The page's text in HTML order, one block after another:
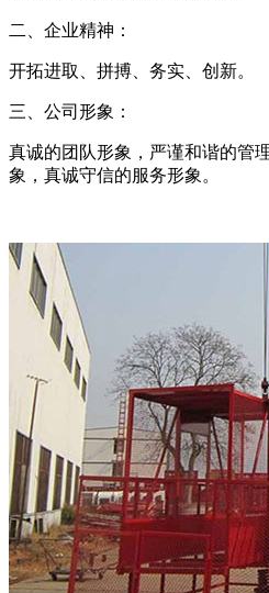
二、企业精神：
开拓进取、拼搏、务实、创新。
三、公司形象：
真诚的团队形象，严谨和谐的管
象，真诚守信的服务形象。